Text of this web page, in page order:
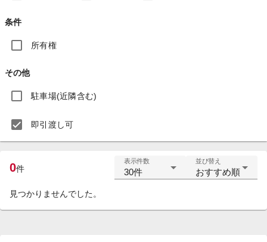
条件
所有権
その他
駐車場(近隣含む)
即引渡し可
0件
表示件数
30件
並び替え
おすすめ順
見つかりませんでした。